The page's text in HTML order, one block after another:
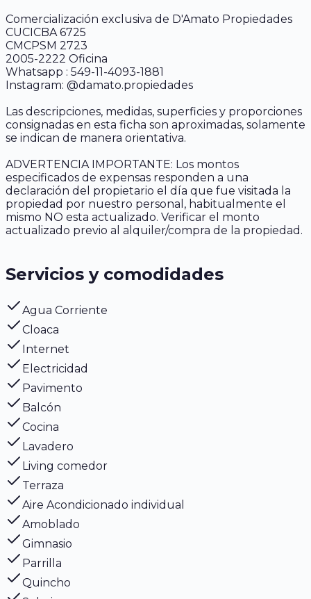
Comercialización exclusiva de D'Amato Propiedades
CUCICBA 6725
CMCPSM 2723
2005-2222 Oficina
Whatsapp : 549-11-4093-1881
Instagram: @damato.propiedades
Las descripciones, medidas, superficies y proporciones
consignadas en esta ficha son aproximadas, solamente
se indican de manera orientativa.
ADVERTENCIA IMPORTANTE: Los montos
especificados de expensas responden a una
declaración del propietario el día que fue visitada la
propiedad por nuestro personal, habitualmente el
mismo NO esta actualizado. Verificar el monto
actualizado previo al alquiler/compra de la propiedad.
Servicios y comodidades
Agua Corriente
Cloaca
Internet
Electricidad
Pavimento
Balcón
Cocina
Lavadero
Living comedor
Terraza
Aire Acondicionado individual
Amoblado
Gimnasio
Parrilla
Quincho